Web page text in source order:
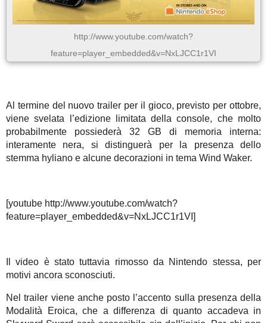
http://www.youtube.com/watch?
feature=player_embedded&v=NxLJCC1r1VI
Al termine del nuovo trailer per il gioco, previsto per ottobre,
viene svelata l’edizione limitata della console, che molto
probabilmente possiederà 32 GB di memoria interna:
interamente nera, si distinguerà per la presenza dello
stemma hyliano e alcune decorazioni in tema Wind Waker.
[youtube http://www.youtube.com/watch?
feature=player_embedded&v=NxLJCC1r1VI]
Il video è stato tuttavia rimosso da Nintendo stessa, per
motivi ancora sconosciuti.
Nel trailer viene anche posto l’accento sulla presenza della
Modalità Eroica, che a differenza di quanto accadeva in